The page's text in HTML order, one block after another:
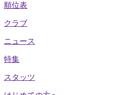
順位表
クラブ
ニュース
特集
スタッツ